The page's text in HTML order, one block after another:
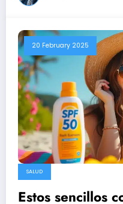
20 February 2025
SALUD
Estos sencillos